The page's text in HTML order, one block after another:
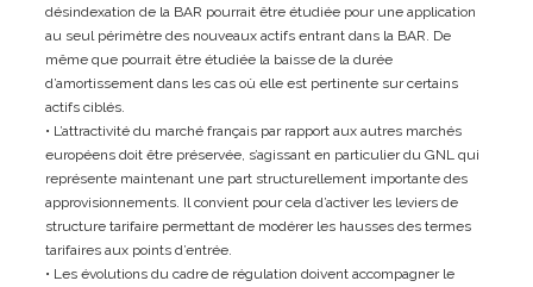
désindexation de la BAR pourrait être étudiée pour une application
au seul périmètre des nouveaux actifs entrant dans la BAR. De
même que pourrait être étudiée la baisse de la durée
d’amortissement dans les cas où elle est pertinente sur certains
actifs ciblés.
• L’attractivité du marché français par rapport aux autres marchés
européens doit être préservée, s’agissant en particulier du GNL qui
représente maintenant une part structurellement importante des
approvisionnements. Il convient pour cela d’activer les leviers de
structure tarifaire permettant de modérer les hausses des termes
tarifaires aux points d’entrée.
• Les évolutions du cadre de régulation doivent accompagner le